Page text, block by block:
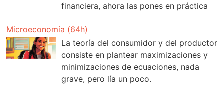
financiera, ahora las pones en práctica
Microeconomía (64h)
La teoría del consumidor y del productor
consiste en plantear maximizaciones y
minimizaciones de ecuaciones, nada
grave, pero lía un poco.